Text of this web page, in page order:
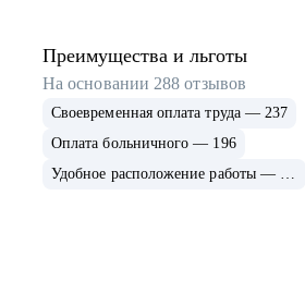
Преимущества и льготы
На основании 288 отзывов
Своевременная оплата труда — 237
Оплата больничного — 196